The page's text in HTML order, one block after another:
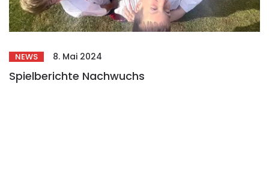
NEWS 8. Mai 2024
Spielberichte Nachwuchs